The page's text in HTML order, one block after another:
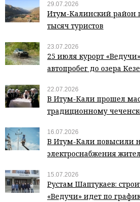
29.07.2026
Итум-Калинский район
тысяч туристов
23.07.2026
25 июля курорт
автопробег до озера
22.07.2026
В Итум-Кали прошел
традиционному
16.07.2026
В Итум-Кали повысили
электроснабжения
15.07.2026
Рустам Шаптукаев:
«Ведучи» идет по